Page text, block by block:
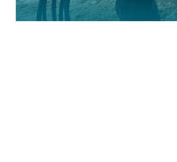
seeing
personalized